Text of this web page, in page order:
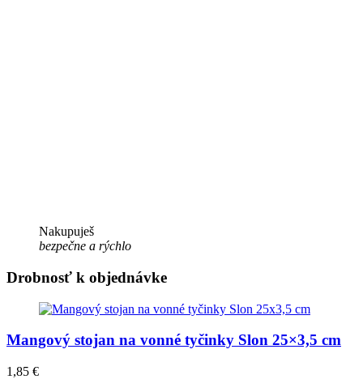
Nakupuješ
bezpečne a rýchlo
Drobnosť k objednávke
Mangový stojan na vonné tyčinky Slon 25×3,5 cm
1,85 €